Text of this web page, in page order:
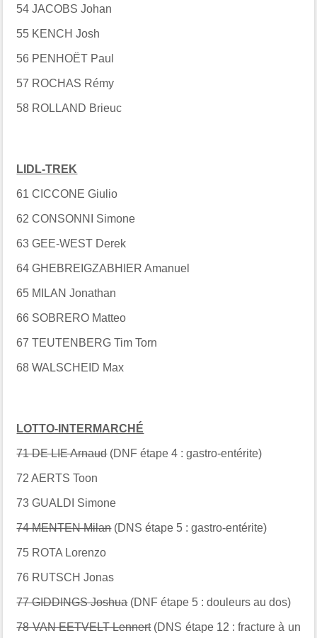
54 JACOBS Johan
55 KENCH Josh
56 PENHOËT Paul
57 ROCHAS Rémy
58 ROLLAND Brieuc
LIDL-TREK
61 CICCONE Giulio
62 CONSONNI Simone
63 GEE-WEST Derek
64 GHEBREIGZABHIER Amanuel
65 MILAN Jonathan
66 SOBRERO Matteo
67 TEUTENBERG Tim Torn
68 WALSCHEID Max
LOTTO-INTERMARCHÉ
71 DE LIE Arnaud(DNF étape 4 : gastro-entérite)
72 AERTS Toon
73 GUALDI Simone
74 MENTEN Milan(DNS étape 5 : gastro-entérite)
75 ROTA Lorenzo
76 RUTSCH Jonas
77 GIDDINGS Joshua(DNF étape 5 : douleurs au dos)
78 VAN EETVELT Lennert(DNS étape 12 : fracture à un